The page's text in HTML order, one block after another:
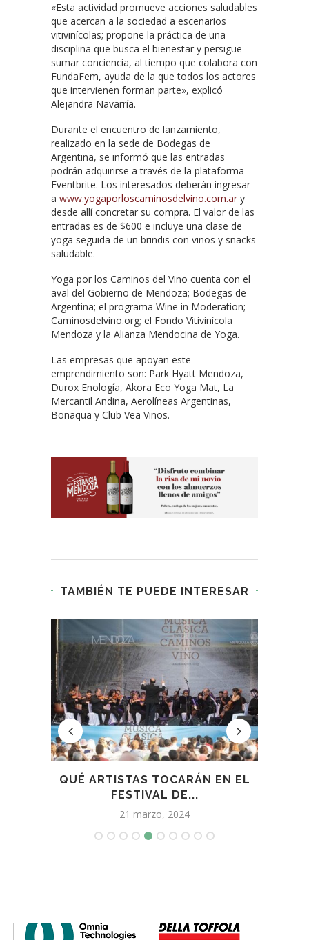
«Esta actividad promueve acciones saludables
que acercan a la sociedad a escenarios
vitivinícolas; propone la práctica de una
disciplina que busca el bienestar y persigue
sumar conciencia, al tiempo que colabora con
FundaFem, ayuda de la que todos los actores
que intervienen forman parte», explicó
Alejandra Navarría.
Durante el encuentro de lanzamiento,
realizado en la sede de Bodegas de
Argentina, se informó que las entradas
podrán adquirirse a través de la plataforma
Eventbrite. Los interesados deberán ingresar
a www.yogaporloscaminosdelvino.com.ar y
desde allí concretar su compra. El valor de las
entradas es de $600 e incluye una clase de
yoga seguida de un brindis con vinos y snacks
saludable.
Yoga por los Caminos del Vino cuenta con el
aval del Gobierno de Mendoza; Bodegas de
Argentina; el programa Wine in Moderation;
Caminosdelvino.org; el Fondo Vitivinícola
Mendoza y la Alianza Mendocina de Yoga.
Las empresas que apoyan este
emprendimiento son: Park Hyatt Mendoza,
Durox Enología, Akora Eco Yoga Mat, La
Mercantil Andina, Aerolíneas Argentinas,
Bonaqua y Club Vea Vinos.
TAMBIÉN TE PUEDE INTERESAR
QUÉ ARTISTAS TOCARÁN EN EL
FESTIVAL DE...
21 marzo, 2024